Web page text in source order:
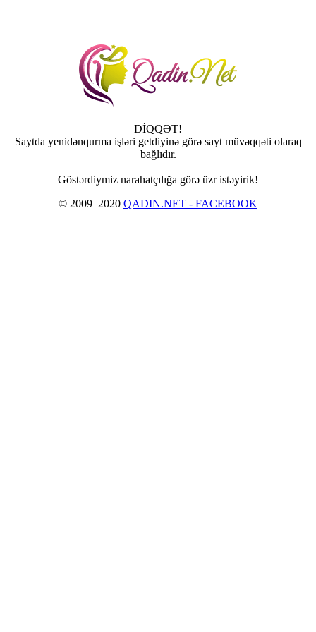
DİQQƏT!
Saytda yenidənqurma işləri getdiyinə görə sayt müvəqqəti olaraq
bağlıdır.
Göstərdiymiz narahatçılığa görə üzr istəyirik!
© 2009–2020 QADIN.NET - FACEBOOK